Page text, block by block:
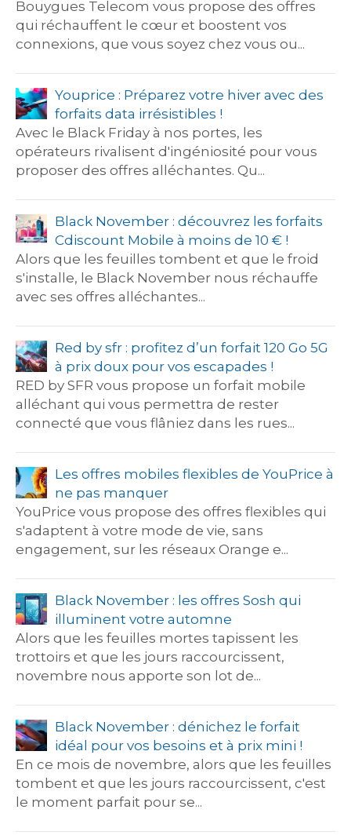
Bouygues Telecom vous propose des offres
qui réchauffent le cœur et boostent vos
connexions, que vous soyez chez vous ou...
Youprice : Préparez votre hiver avec des
forfaits data irrésistibles !
Avec le Black Friday à nos portes, les
opérateurs rivalisent d'ingéniosité pour vous
proposer des offres alléchantes. Qu...
Black November : découvrez les forfaits
Cdiscount Mobile à moins de 10 € !
Alors que les feuilles tombent et que le froid
s'installe, le Black November nous réchauffe
avec ses offres alléchantes...
Red by sfr : profitez d’un forfait 120 Go 5G
à prix doux pour vos escapades !
RED by SFR vous propose un forfait mobile
alléchant qui vous permettra de rester
connecté que vous flâniez dans les rues...
Les offres mobiles flexibles de YouPrice à
ne pas manquer
YouPrice vous propose des offres flexibles qui
s'adaptent à votre mode de vie, sans
engagement, sur les réseaux Orange e...
Black November : les offres Sosh qui
illuminent votre automne
Alors que les feuilles mortes tapissent les
trottoirs et que les jours raccourcissent,
novembre nous apporte son lot de...
Black November : dénichez le forfait
idéal pour vos besoins et à prix mini !
En ce mois de novembre, alors que les feuilles
tombent et que les jours raccourcissent, c'est
le moment parfait pour se...